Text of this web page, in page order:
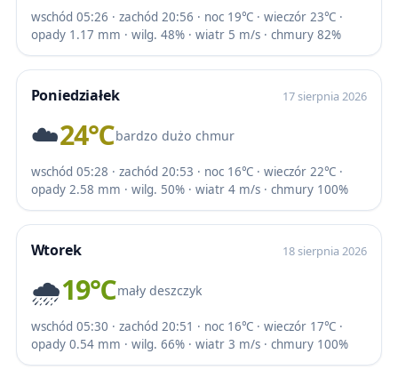
wschód 05:26 · zachód 20:56 · noc 19℃ · wieczór 23℃ ·
opady 1.17 mm · wilg. 48% · wiatr 5 m/s · chmury 82%
Poniedziałek 17 sierpnia 2026
☁️24℃bardzo dużo chmur
wschód 05:28 · zachód 20:53 · noc 16℃ · wieczór 22℃ ·
opady 2.58 mm · wilg. 50% · wiatr 4 m/s · chmury 100%
Wtorek 18 sierpnia 2026
🌧️19℃mały deszczyk
wschód 05:30 · zachód 20:51 · noc 16℃ · wieczór 17℃ ·
opady 0.54 mm · wilg. 66% · wiatr 3 m/s · chmury 100%